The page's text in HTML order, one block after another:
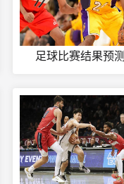
足球比赛结果预测